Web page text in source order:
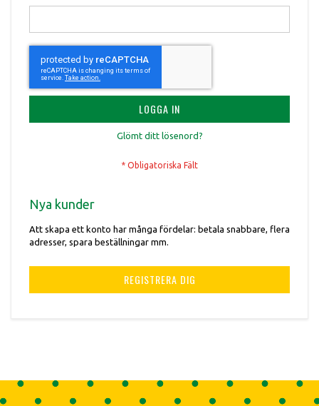
LOGGA IN
Glömt ditt lösenord?
Nya kunder
Att skapa ett konto har många fördelar: betala snabbare, flera
adresser, spara beställningar mm.
REGISTRERA DIG